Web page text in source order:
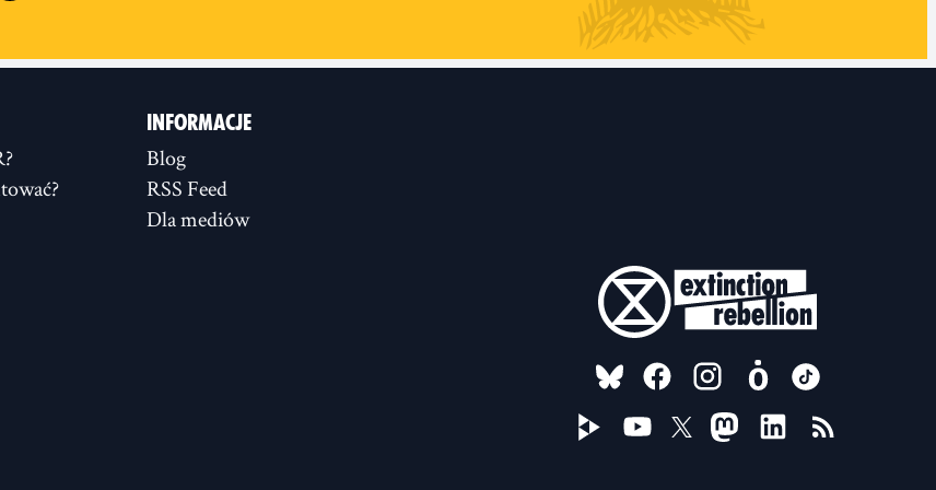
INFORMACJE
Blog
RSS Feed
Dla mediów
FOLLOW US ON